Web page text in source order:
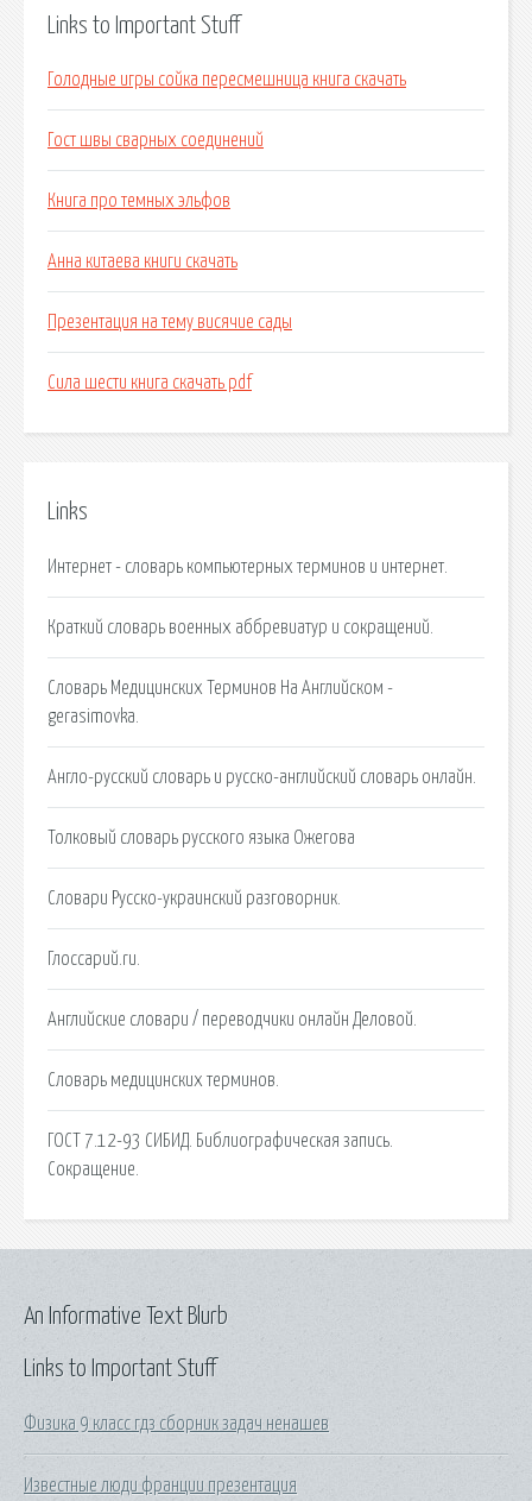
Links to Important Stuff
Голодные игры сойка пересмешница книга скачать
Гост швы сварных соединений
Книга про темных эльфов
Анна китаева книги скачать
Презентация на тему висячие сады
Сила шести книга скачать pdf
Links
Интернет - словарь компьютерных терминов и интернет.
Краткий словарь военных аббревиатур и сокращений.
Словарь Медицинских Терминов На Английском -
gerasimovka.
Англо-русский словарь и русско-английский словарь онлайн.
Толковый словарь русского языка Ожегова
Словари Русско-украинский разговорник.
Глоссарий.ru.
Английские словари / переводчики онлайн Деловой.
Словарь медицинских терминов.
ГОСТ 7.12-93 СИБИД. Библиографическая запись.
Сокращение.
Links to Important Stuff
Физика 9 класс гдз сборник задач ненашев
Известные люди франции презентация
An Informative Text Blurb